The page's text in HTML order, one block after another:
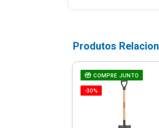
Produtos
COMPRE JUNTO
-30%